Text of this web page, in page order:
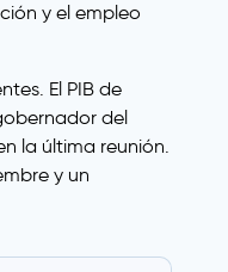
y el empleo
El PIB de
del
la última reunión.
y un